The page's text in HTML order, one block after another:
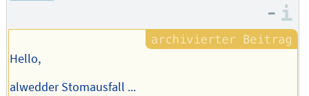
–
Hello,
alwedder Stomausfall ...